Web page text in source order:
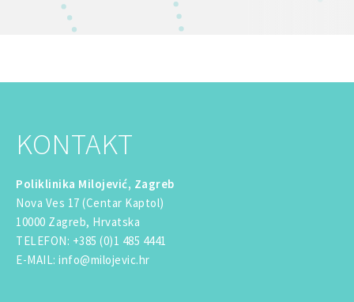
KONTAKT
Poliklinika Milojević, Zagreb
Nova Ves 17 (Centar Kaptol)
10000 Zagreb, Hrvatska
TELEFON: +385 (0)1 485 4441
E-MAIL: info@milojevic.hr